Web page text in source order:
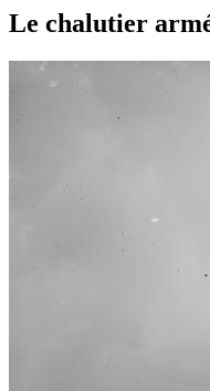
Le chalutier